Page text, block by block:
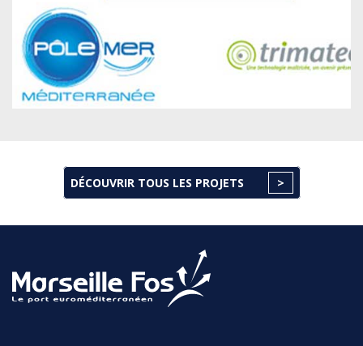
DÉCOUVRIR TOUS LES PROJETS